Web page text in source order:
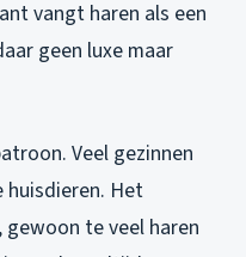
vangt haren als een
geen luxe maar
Veel gezinnen
Het
gewoon te veel haren